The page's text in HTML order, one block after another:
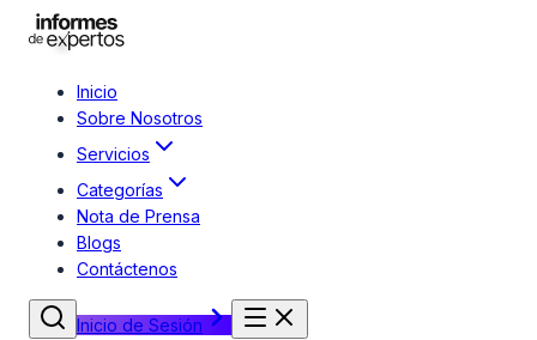
Inicio
Sobre Nosotros
Servicios
Categorías
Nota de Prensa
Blogs
Contáctenos
Inicio de Sesión